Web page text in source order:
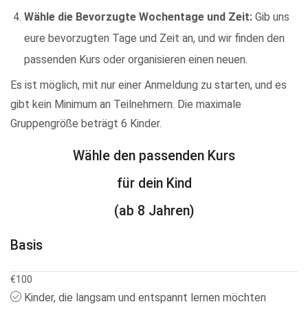
Wähle die Bevorzugte Wochentage und Zeit: Gib uns
eure bevorzugten Tage und Zeit an, und wir finden den
passenden Kurs oder organisieren einen neuen.
Es ist möglich, mit nur einer Anmeldung zu starten, und es
gibt kein Minimum an Teilnehmern. Die maximale
Gruppengröße beträgt 6 Kinder.
Wähle den passenden Kurs
für dein Kind
(ab 8 Jahren)
Basis
€100
Kinder, die langsam und entspannt lernen möchten